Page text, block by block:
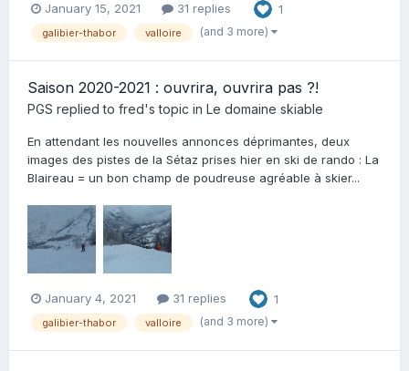
January 15, 2021 31 replies 1
galibier-thabor valloire (and 3 more)
Saison 2020-2021 : ouvrira, ouvrira pas ?!
PGS replied to fred's topic in Le domaine skiable
En attendant les nouvelles annonces déprimantes, deux
images des pistes de la Sétaz prises hier en ski de rando : La
Blaireau = un bon champ de poudreuse agréable à skier...
January 4, 2021 31 replies 1
galibier-thabor valloire (and 3 more)